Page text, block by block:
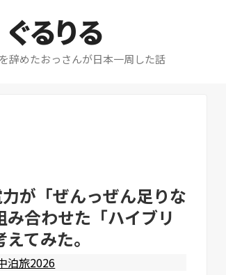
ぐるりる
辞めたおっさんが日本一周した話
が「ぜんっぜん足りな
合わせた「ハイブリ
てみた。
泊旅2026